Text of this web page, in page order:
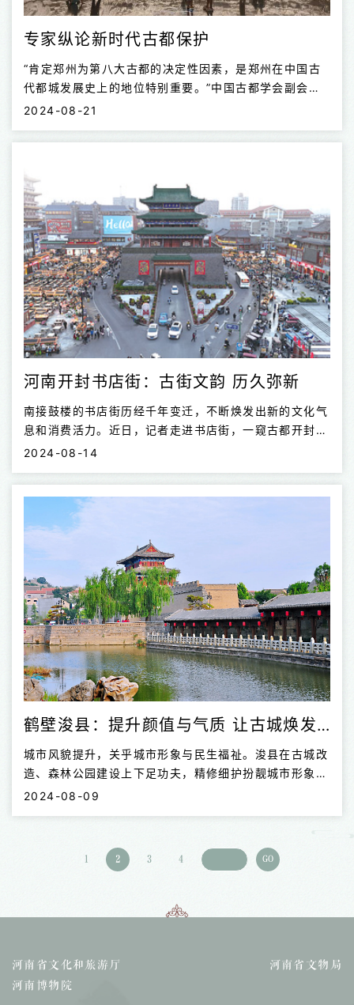
专家纵论新时代古都保护
“肯定郑州为第八大古都的决定性因素，是郑州在中国古
代都城发展史上的地位特别重要。”中国古都学会副会
长、陕西师范大学博士生导师李令福提出，多方面得天独
成”。
2024-08-21
河南开封书店街：古街文韵 历久弥新
南接鼓楼的书店街历经千年变迁，不断焕发出新的文化气
息和消费活力。近日，记者走进书店街，一窥古都开封的
文化韵味和文化活力。
2024-08-14
鹤壁浚县：提升颜值与气质 让古城焕发新风貌
城市风貌提升，关乎城市形象与民生福祉。浚县在古城改
造、森林公园建设上下足功夫，精修细护扮靓城市形象，
进一步提升颜值与气质，让古城焕发新风貌。
2024-08-09
1 2 3 4 GO
河南省文化和旅游厅
河南省文物局
河南博物院